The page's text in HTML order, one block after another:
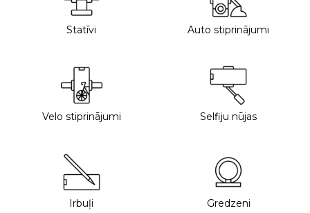
Statīvi Auto stiprinājumi
Velo stiprinājumi Selfiju nūjas
Irbuļi Gredzeni